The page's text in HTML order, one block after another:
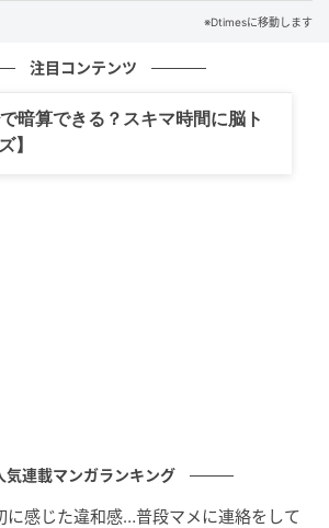
花園インターは、国道140号沿い
です。
ム・アウトレットが徒歩圏内にあ
光やゴルフの前泊、後泊にも使い
※Dtimesに移動します
注目コンテンツ
暗算できる？スキマ時間に脳ト
】
気連載マンガランキング
に感じた違和感…普段マメに連絡をして